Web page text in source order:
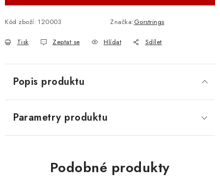
KONTAKTY O E-SHOPU
BLOG
OBCHODNÍ PODMÍNKY
ODSTOUPENÍ OD SMLOUVY
Kód zboží: 120003 Značka:Gorstrings
Tisk Zeptat se Hlídat Sdílet
Popis produktu
Parametry produktu
Podobné produkty